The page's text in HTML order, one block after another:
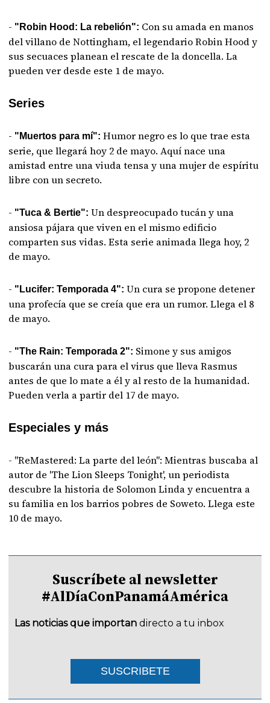
- "Robin Hood: La rebelión": Con su amada en manos
del villano de Nottingham, el legendario Robin Hood y
sus secuaces planean el rescate de la doncella. La
pueden ver desde este 1 de mayo.
Series
- "Muertos para mí":Humor negro es lo que trae esta
serie, que llegará hoy 2 de mayo. Aquí nace una
amistad entre una viuda tensa y una mujer de espíritu
libre con un secreto.
- "Tuca & Bertie":Un despreocupado tucán y una
ansiosa pájara que viven en el mismo edificio
comparten sus vidas. Esta serie animada llega hoy, 2
de mayo.
- "Lucifer: Temporada 4": Un cura se propone detener
una profecía que se creía que era un rumor. Llega el 8
de mayo.
- "The Rain: Temporada 2": Simone y sus amigos
buscarán una cura para el virus que lleva Rasmus
antes de que lo mate a él y al resto de la humanidad.
Pueden verla a partir del 17 de mayo.
Especiales y más
- "ReMastered: La parte del león": Mientras buscaba al
autor de 'The Lion Sleeps Tonight', un periodista
descubre la historia de Solomon Linda y encuentra a
su familia en los barrios pobres de Soweto. Llega este
10 de mayo.
Suscríbete al newsletter
#AlDíaConPanamáAmérica
Las noticias que importan directo a tu inbox
SUSCRIBETE